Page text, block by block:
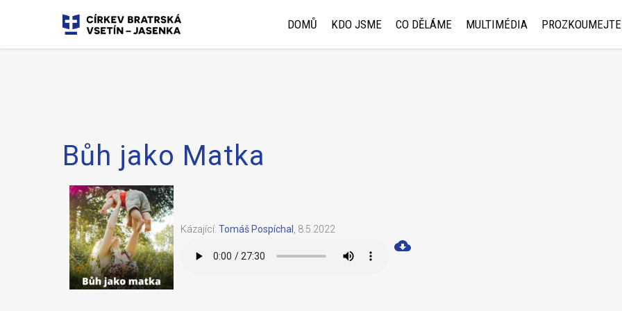
DOMŮ KDO JSME CO DĚLÁME MULTIMÉDIA PROZKOUMEJTE
Bůh jako Matka
Kázající: Tomáš Pospíchal 8.5.2022